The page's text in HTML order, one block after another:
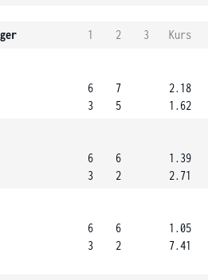
1 2 3
Kurs
6
3
7
5
2.18
1.62
6
3
6
2
1.39
2.71
6
3
6
2
1.05
7.41